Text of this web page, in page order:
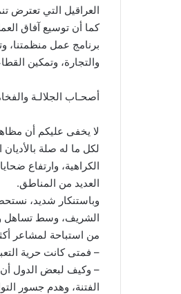
العراقيل التي تعترض
كما أن توسيع آفاق
برنامج عمل منظمتنا،
والتجارة، وتمكين
أصحـاب الجلالـة
لا يخفى عليكم أن
لكل ما له صلة
الكراهية، وارتفاع
العديد من المناطق.
وباستنكار شديد،
الشريف، وسط تساهل
من استباحة لمشاعر
– فمتى كانت حرية
– وكيف لبعض الدول أن
الفتنة، وهدم جسور